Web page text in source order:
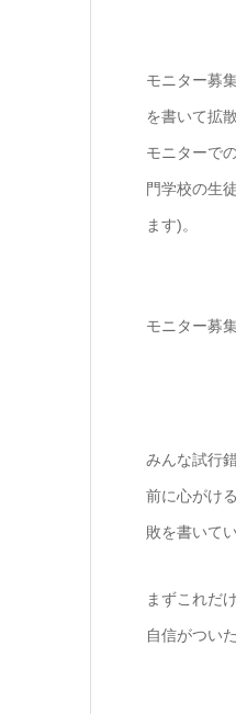
モニター募
を書いて拡
モニターで
門学校の生
ます)。
モニター募
みんな試行
前に心がけ
敗を書いて
まずこれだ
自信がつい